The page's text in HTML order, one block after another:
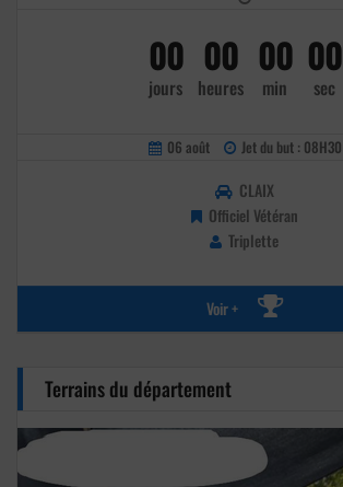
00
jours
00
heures
00
min
00
sec
06 août Jet du but : 08H30
CLAIX
Officiel Vétéran
Triplette
Voir +
Terrains du département